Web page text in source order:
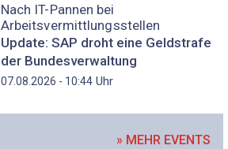
Nach IT-Pannen bei
Arbeitsvermittlungsstellen
Update: SAP droht eine Geldstrafe
der Bundesverwaltung
07.08.2026 - 10:44Uhr
» MEHR EVENTS